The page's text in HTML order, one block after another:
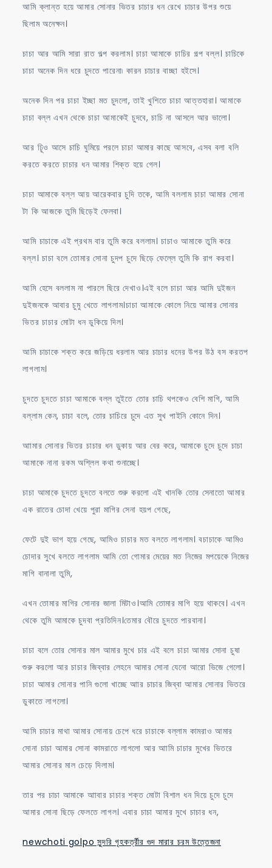
আমি ক্লান্ত হয়ে আমার সোনার ভিতর চাচার ধন রেখে চাচার উপর শুয়ে
ছিলাম অনেক্ষন।
চাচা আর আমি সারা রাত গল্প করলাম। চাচা আমাকে চাচির গল্প বল্ল। চাচিকে
চাচা অনেক দিন ধরে চুদতে পারেনা৷ কারন চাচার বাচ্ছা হইসে।
অনেক দিন পর চাচা ইচ্ছা মত চুদলো, তাই খুশিতে চাচা আত্তহারা। আমাকে
চাচা বল্ল এখন থেকে চাচা আমাকেই চুদবে, চাচি না আসলে আর ভালো।
আর ঢ়ূিও আসে চাচি ঘুমিয়ে পরলে চাচা আমার কাছে আসবে, এসব বলা বলি
করতে করতে চাচার ধন আমার শিক্ত হয়ে গেল।
চাচা আমাকে বল্ল আয় আরেকবার চুদি তকে, আমি বললাম চাচা আমার সোনা
টা কি আজকে তুমি ছিড়েই ফেলবা।
আমি চাচাকে এই প্রথম বার তুমি করে বললাম। চাচাও আমাকে তুমি করে
বল্ল। চাচা বলে তোমার সোনা চুদপ চুদে ছিড়ে ফেল্লে তুমি কি রাগ করবা।
আমি হেসে বললাম না পারলে ছিরে দেখাও।এই বলে চাচা আর আমি দুইজন
দুইজনকে আবার চুমু খেতে লাগলাম।চাচা আমাকে কোলে নিয়ে আমার সোনার
ভিতর চাচার মোটা ধন ডুকিয়ে দিল।
আমি চাচাকে শক্ত করে জড়িয়ে ধরলাম আর চাচার ধনের উপর উঠ বস করতপ
লাগলাম।
চুদতে চুদতে চাচা আমাকে বল্ল তুইতে তোর চাচি থপকেও বেশি মাগি, আমি
বল্লাম কেন, চাচা বলে, তোর চাচিরে চুদে এত সুখ পাইনি কোনে দিন।
আামার সোনার ভিতর চাচার ধন ডুকায় আর বের করে, আমাকে চুদে চুদে চাচা
আমাকে নানা রকম অশ্লিল কথা শুনাচ্ছে।
চাচা আমাকে চুদতে চুদতে বলতে শুরু করলো এই খানকি তোর সেনাতো আমার
এক রাতের চোদা খেয়ে পুরা মাগির সেনা হয়প গেছে,
ফেটে দুই ভাগ হয়ে গেছে, আমিও চাচার মত বলতে লাগলাম। বচাচাকে আমিও
চোদার সুখে বলতে লাগলাম আমি তো গোমার মেয়ের মত নিজের মপয়েকে নিজের
মাগি বানালা তুমি,
এখন তোমার মাগির সোনার জালা মিটাও।আমি তোমার মাগি হয়ে থাকবে। এখন
থেকে তুমি আমাকে চুদবা প্রতিদিন।তেমার বৌরে চুদতে পারবানা।
চাচা বলে তোর সোনার মাল আমার মুখে চার এই বলে চাচা আমার সোনা চুষা
শুরু করলো আর চাচার জিব্বার লেহনে আমার সোনা যেনো আরো ভিজে গেলো।
চাচা আমার সোনার পানি গুলো খাচ্ছে আার চাচার জিব্বা আমার সোনার ভিতরে
ডুকাতে লাগলো।
আমি চাচার মাথা আমার সোনায় চেপে ধরে চাচাকে বল্লাম কামরাও আমার
সোনা চাচা আমার সোনা কামরাতে লাগলো আর আামি চাচার মুখের ভিতরে
আমার সোনার মাল চেড়ে দিলাম।
তার পর চাচা আমাকে আাবার চাচার শক্ত মোটা বিশাল ধন দিয়ে চুদে চুদে
আমার সোনা ছিড়ে ফেলতে লাগল। এবার চাচা আমার মুখে চাচার ধন,
newchoti golpo সুন্দরি গৃহকর্ত্রীর গুদ মারার চরম উত্তেজনা